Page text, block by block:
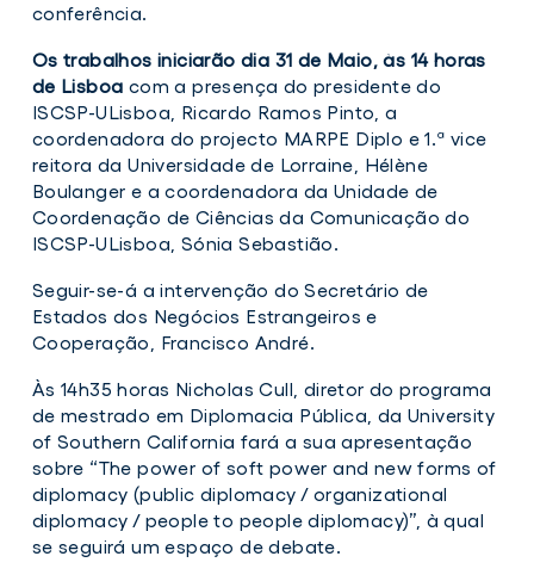
Diplo
Conference:
Fostering
Citizenship
through
Public,
Organisational
Civic
conferência.
Os trabalhos iniciarão dia 31 de Maio, às 14 horas
de Lisboa com a presença do presidente do
ISCSP-ULisboa, Ricardo Ramos Pinto, a
coordenadora do projecto MARPE Diplo e 1.ª vice
reitora da Universidade de Lorraine, Hélène
Boulanger e a coordenadora da Unidade de
Coordenação de Ciências da Comunicação do
ISCSP-ULisboa, Sónia Sebastião.
Seguir-se-á a intervenção do Secretário de
Estados dos Negócios Estrangeiros e
Cooperação, Francisco André.
Às 14h35 horas Nicholas Cull, diretor do programa
de mestrado em Diplomacia Pública, da University
of Southern California fará a sua apresentação
sobre “The power of soft power and new forms of
diplomacy (public diplomacy / organizational
diplomacy / people to people diplomacy)”, à qual
se seguirá um espaço de debate.